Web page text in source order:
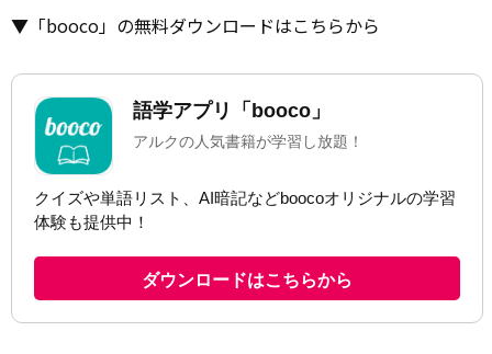
▼「booco」の無料ダウンロードはこちらから